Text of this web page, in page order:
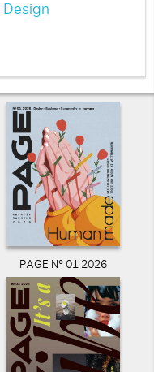
Design
PAGE N° 01 2026